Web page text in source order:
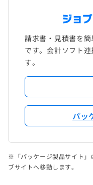
請求書・見積書を
です。会計ソフト
す。
パッ
※「パッケージ製品サイト」
ブサイトへ移動します。